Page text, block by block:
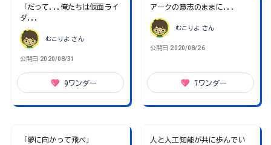
「だって...俺たちは仮面ライ
ダ...
むこりよ さん
公開日 2020/08/31
9ワンダー
アークの意志のままに...
むこりよ さん
公開日 2020/08/26
7ワンダー
「夢に向かって飛べ」
人と人工知能が共に歩んでい